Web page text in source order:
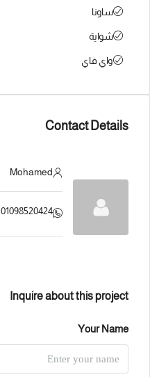
ساونا
شواية
واي فاي
Contact Details
Mohamed
01098520424
Inquire about this project
Your Name